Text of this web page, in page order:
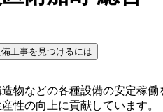
工事を見つけるには
物などの各種設備の安定稼
性の向上に貢献しています。